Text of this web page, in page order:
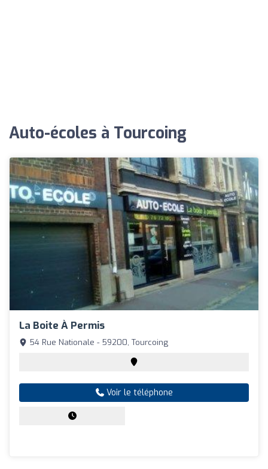
Auto-écoles à Tourcoing
La Boite À Permis
54 Rue Nationale - 59200, Tourcoing
Voir le téléphone